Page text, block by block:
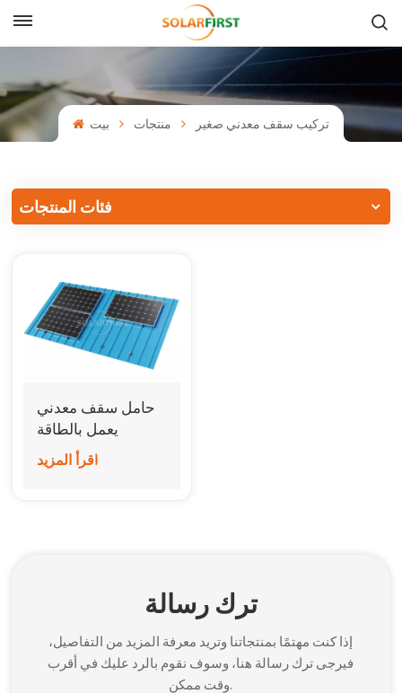
English
Français
中文
Español
Português
한국어
بالعربية
بيت منتجات تركيب سقف معدني صغير
فئات المنتجات
حامل سقف معدني
يعمل بالطاقة
الشمسية من ميني
ريل
اقرأ المزيد
ترك رسالة
إذا كنت مهتمًا بمنتجاتنا وتريد معرفة المزيد من التفاصيل،
فيرجى ترك رسالة هنا، وسوف نقوم بالرد عليك في أقرب
وقت ممكن.